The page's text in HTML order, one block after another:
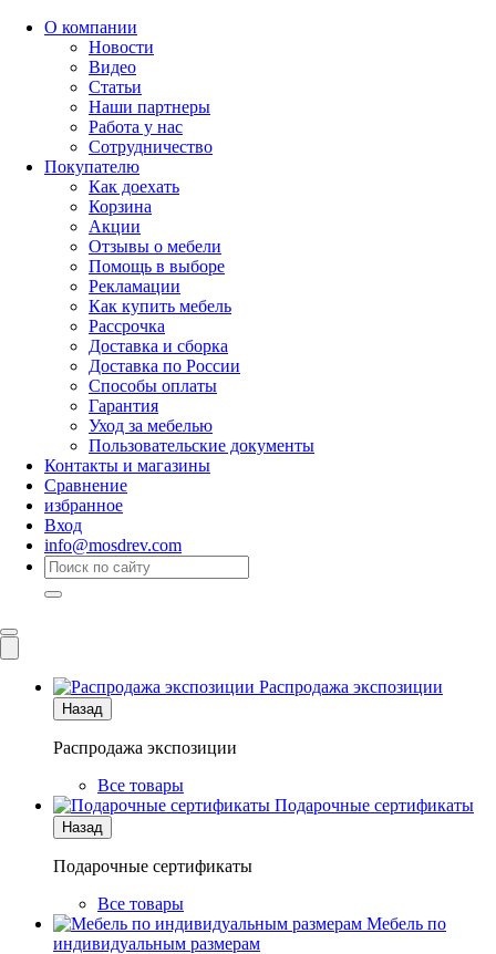
О компании
Новости
Видео
Статьи
Наши партнеры
Работа у нас
Сотрудничество
Покупателю
Как доехать
Корзина
Акции
Отзывы о мебели
Помощь в выборе
Рекламации
Как купить мебель
Рассрочка
Доставка и сборка
Доставка по России
Способы оплаты
Гарантия
Уход за мебелью
Пользовательские документы
Контакты и магазины
Сравнение
избранное
Вход
info@mosdrev.com
Распродажа экспозиции
Назад
Распродажа экспозиции
Все товары
Подарочные сертификаты
Назад
Подарочные сертификаты
Все товары
Мебель по
индивидуальным размерам